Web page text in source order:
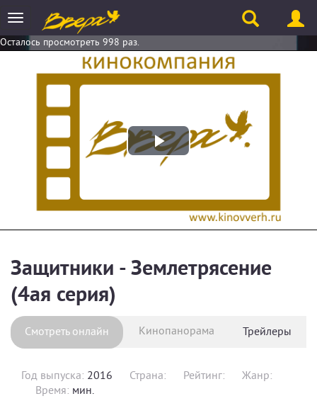
Toggle
navigation
Осталось просмотреть 998 раз.
Play
Защитники - Землетрясение
(4ая серия)
Смотреть онлайн Кинопанорама Трейлеры
Год выпуска: 2016 Страна: Рейтинг:
Жанр:
Время: мин.